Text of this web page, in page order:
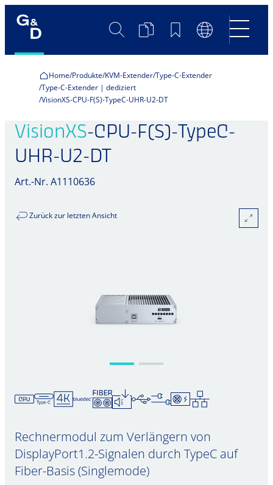
SucheProduktvergleich
Merkliste
Home Produkte KVM-Extender Type-C-Extender
Type-C-Extender | dediziert
VisionXS-CPU-F(S)-TypeC-UHR-U2-DT
VisionXS-CPU-F(S)-TypeC-
UHR-U2-DT
Art.-Nr. A1110636
Zurück zur letzten Ansicht
Rechnermodul zum Verlängern von
DisplayPort1.2-Signalen durch TypeC auf
Fiber-Basis (Singlemode)